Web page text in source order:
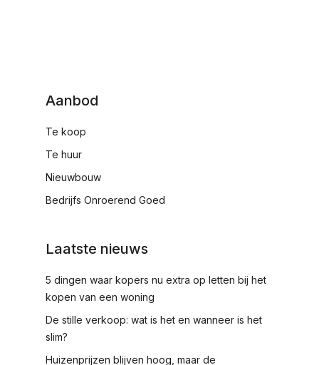
Aanbod
Te koop
Te huur
Nieuwbouw
Bedrijfs Onroerend Goed
Laatste nieuws
5 dingen waar kopers nu extra op letten bij het
kopen van een woning
De stille verkoop: wat is het en wanneer is het
slim?
Huizenprijzen blijven hoog, maar de